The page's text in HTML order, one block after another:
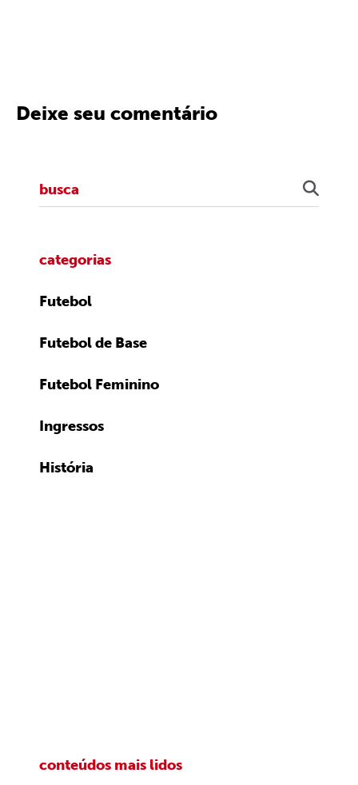
Deixe seu comentário
categorias
Futebol
Futebol de Base
Futebol Feminino
Ingressos
História
conteúdos mais lidos